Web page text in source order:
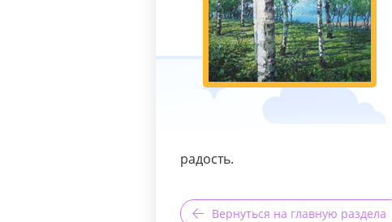
радость.
Вернуться на главную раздела